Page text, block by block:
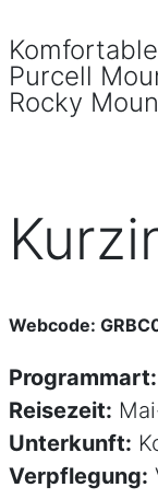
Purcell
Rocky
Webcode:
Programmart:
Reisezeit:
Unterkunft:
Verpflegung: